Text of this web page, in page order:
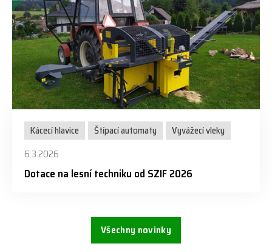
Kácecí hlavice Štípací automaty
Vyvážecí vleky
6.3.2026
Dotace na lesní techniku od SZIF 2026
Všechny novinky